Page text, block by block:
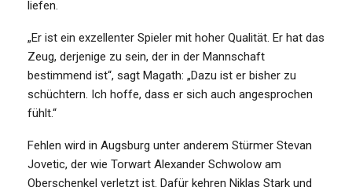
liefen.
„Er ist ein exzellenter Spieler mit hoher Qualität. Er hat das
Zeug, derjenige zu sein, der in der Mannschaft
bestimmend ist“, sagt Magath: „Dazu ist er bisher zu
schüchtern. Ich hoffe, dass er sich auch angesprochen
fühlt.“
Fehlen wird in Augsburg unter anderem Stürmer Stevan
Jovetic, der wie Torwart Alexander Schwolow am
Oberschenkel verletzt ist. Dafür kehren Niklas Stark und